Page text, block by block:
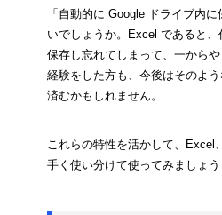
「自動的に Google ドライブ内
いでしょうか。Excel であると、
保存し忘れてしまって、一から
経験をした方も、今後はそのよ
済むかもしれません。
これらの特性を活かして、Excel
手く使い分けて使ってみましょう